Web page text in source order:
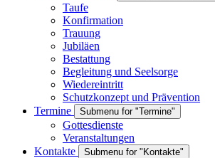
Taufe
Konfirmation
Trauung
Jubiläen
Bestattung
Begleitung und Seelsorge
Wiedereintritt
Schutzkonzept und Prävention
Termine
Submenu for "Termine"
Gottesdienste
Veranstaltungen
Kontakte
Submenu for "Kontakte"